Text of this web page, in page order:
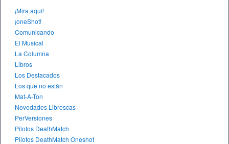
¡Mira aquí!
¡oneShot!
Comunicando
El Musical
La Columna
Libros
Los Destacados
Los que no están
Mat-A-Ton
Novedades Librescas
PerVersiones
Pilotos DeathMatch
Pilotos DeathMatch Oneshot